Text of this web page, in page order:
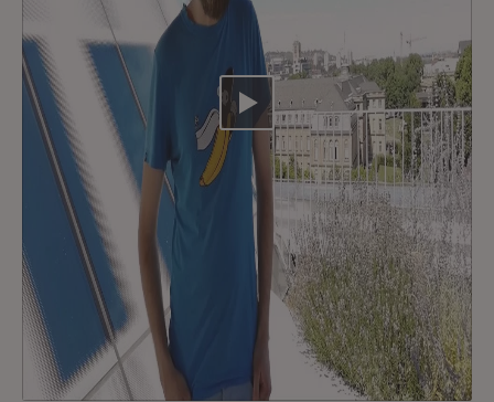
Video abspielen